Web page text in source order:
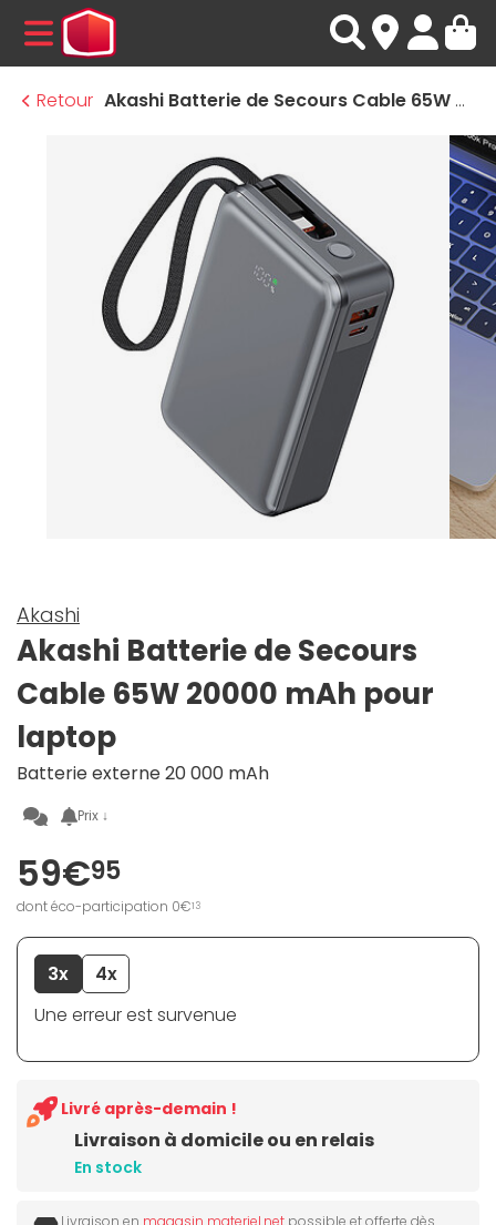
MENU
Retour
Akashi Batterie de Secours Cable 65W 20000 mAh pour laptop
Akashi
Akashi Batterie de Secours
Cable 65W 20000 mAh pour
laptop
Batterie externe 20 000 mAh
Prix ↓
59€95
dont éco-participation 0€13
3x
4x
Une erreur est survenue
Livraison à domicile ou en relais
En stock
Livré après-demain !